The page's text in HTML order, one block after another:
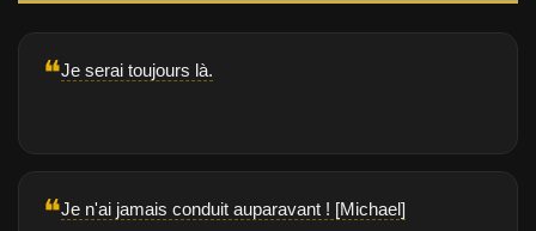
❝Je serai toujours là.
❝Je n'ai jamais conduit auparavant ! [Michael]